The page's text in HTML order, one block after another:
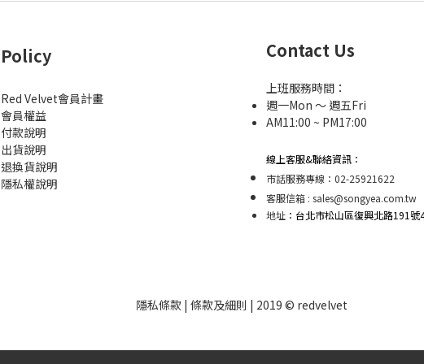
Policy
Red Velvet會員計畫
會員權益
付款說明
出貨說明
退換貨說明
隱私權說明
Contact Us
上班服務時間：
週一Mon ～ 週五Fri
AM11:00 ~ PM17:00
線上客服&聯絡資訊：
市話服務專線：02-25921622
客服信箱 : sales@songyea.com.tw
地址 ：台北市松山區復興北路191號
隱私條款 | 條款及細則 | 2019 © redvelvet